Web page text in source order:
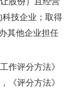
技企业；取得
其他企业担任
作评分方法》
《评分方法》